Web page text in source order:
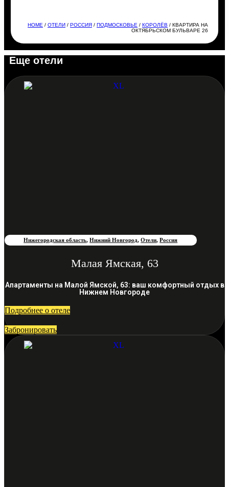
HOME /ОТЕЛИ /РОССИЯ /ПОДМОСКОВЬЕ /КОРОЛЁВ / КВАРТИРА НА
ОКТЯБРЬСКОМ БУЛЬВАРЕ 26
Еще отели
Нижегородская область,Нижний Новгород,Отели,Россия
Малая Ямская, 63
Апартаменты на Малой Ямской, 63: ваш комфортный отдых в
Нижнем Новгороде
Подробнее о отеле
Забронировать